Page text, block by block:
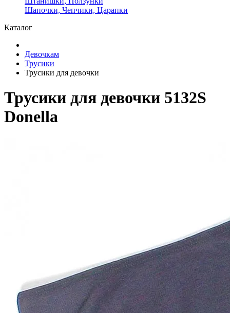
Шапочки, Чепчики, Царапки
Каталог
Девочкам
Трусики
Трусики для девочки
Трусики для девочки 5132S
Donella